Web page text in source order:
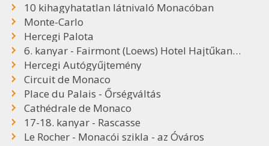
10 kihagyhatatlan látnivaló Monacóban
Monte-Carlo
Hercegi Palota
6. kanyar - Fairmont (Loews) Hotel Hajtűkanyar
Hercegi Autógyűjtemény
Circuit de Monaco
Place du Palais - Őrségváltás
Cathédrale de Monaco
17-18. kanyar - Rascasse
Le Rocher - Monacói szikla - az Óváros